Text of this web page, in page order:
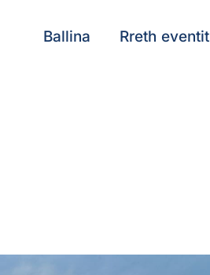
Ballina Rreth eventit